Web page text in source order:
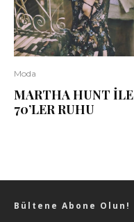
Moda
MARTHA HUNT İLE
70’LER RUHU
Bültene Abone Olun!